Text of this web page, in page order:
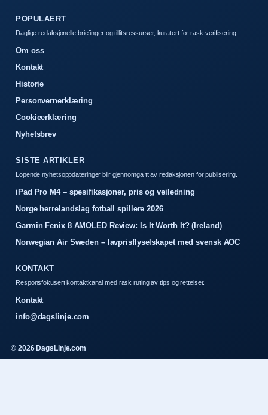
POPULAERT
Daglige redaksjonelle briefinger og tillitsressurser, kuratert for rask verifisering.
Om oss
Kontakt
Historie
Personvernerklæring
Cookieerklæring
Nyhetsbrev
SISTE ARTIKLER
Lopende nyhetsoppdateringer blir gjennomga tt av redaksjonen for publisering.
iPad Pro M4 – spesifikasjoner, pris og veiledning
Norge herrelandslag fotball spillere 2026
Garmin Fenix 8 AMOLED Review: Is It Worth It? (Ireland)
Norwegian Air Sweden – lavprisflyselskapet med svensk AOC
KONTAKT
Responsfokusert kontaktkanal med rask ruting av tips og rettelser.
Kontakt
info@dagslinje.com
© 2026 DagsLinje.com